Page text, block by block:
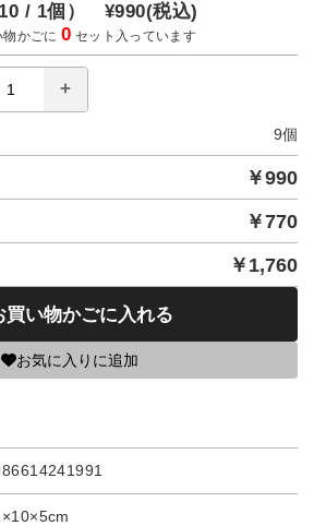
/ 1個） ¥990(税込)
物かごに0 セット入っています
9個
￥990
￥770
￥ 1,760
買い物かごに入れる
お気に入りに追加